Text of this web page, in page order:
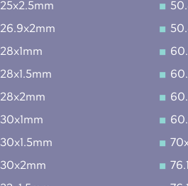
25x2.5mm
26.9x2mm
28x1mm
28x1.5mm
28x2mm
30x1mm
30x1.5mm
30x2mm